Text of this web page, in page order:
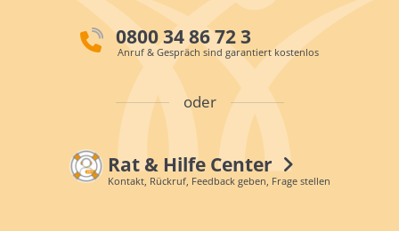
0800 34 86 72 3
Anruf & Gespräch sind garantiert kostenlos
oder
Rat & Hilfe Center
Kontakt, Rückruf, Feedback geben, Frage stellen